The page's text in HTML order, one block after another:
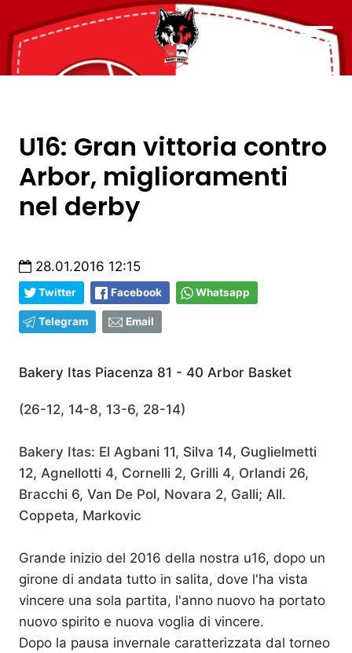
U16: Gran vittoria contro
Arbor, miglioramenti
nel derby
28.01.2016 12:15
Twitter Facebook Whatsapp
Telegram Email
Bakery Itas Piacenza 81 - 40 Arbor Basket
(26-12, 14-8, 13-6, 28-14)
Bakery Itas: El Agbani 11, Silva 14, Guglielmetti
12, Agnellotti 4, Cornelli 2, Grilli 4, Orlandi 26,
Bracchi 6, Van De Pol, Novara 2, Galli; All.
Coppeta, Markovic
Grande inizio del 2016 della nostra u16, dopo un
girone di andata tutto in salita, dove l'ha vista
vincere una sola partita, l'anno nuovo ha portato
nuovo spirito e nuova voglia di vincere.
Dopo la pausa invernale caratterizzata dal torneo